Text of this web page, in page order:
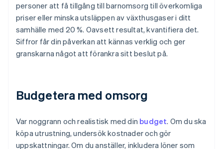
personer att få tillgång till barnomsorg till överkomliga
priser eller minska utsläppen av växthusgaser i ditt
samhälle med 20 %. Oavsett resultat, kvantifiera det.
Siffror får din påverkan att kännas verklig och ger
granskarna något att förankra sitt beslut på.
Budgetera med omsorg
Var noggrann och realistisk med din budget. Om du ska
köpa utrustning, undersök kostnader och gör
uppskattningar. Om du anställer, inkludera löner som